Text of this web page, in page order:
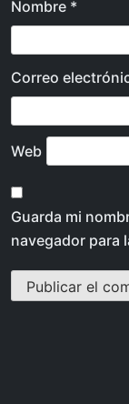
Nombre *
Correo
Web
Guarda mi
navegador para